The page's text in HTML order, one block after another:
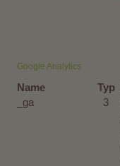
Google Analytics
Name Typ
_ga
3